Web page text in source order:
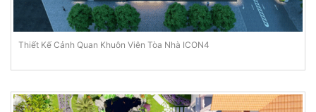
Thiết Kế Cảnh Quan Khuôn Viên Tòa Nhà ICON4